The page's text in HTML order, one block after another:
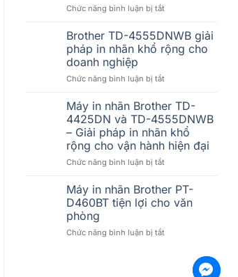
nối
mềm
bán
hàng
Chức năng bình luận bị tắtở
5.000
tem/ngày
có
lỗi
Cách
chọn
máy
in
nhãn
Brother
hợp
cho
doanh
Brother TD-4555DNWB giải
pháp in nhãn khổ rộng cho
doanh nghiệp
Chức năng bình luận bị tắtở
TD-
4555DNWB
giải
pháp
in
nhãn
rộng
cho
doanh
Máy in nhãn Brother TD-
4425DN và TD-4555DNWB
– Giải pháp in nhãn khổ
rộng cho vận hành hiện đại
Chức năng bình luận bị tắtở
in
nhãn
Brother
4425DN
4555DNWB
Máy in nhãn Brother PT-
D460BT tiện lợi cho văn
phòng
Chức năng bình luận bị tắtở